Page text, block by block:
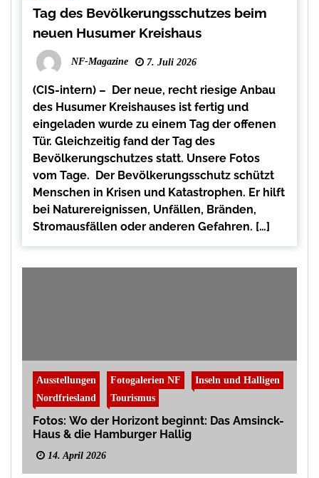
Tag des Bevölkerungsschutzes beim
neuen Husumer Kreishaus
NF-Magazine 7. Juli 2026
(CIS-intern) – Der neue, recht riesige Anbau
des Husumer Kreishauses ist fertig und
eingeladen wurde zu einem Tag der offenen
Tür. Gleichzeitig fand der Tag des
Bevölkerungschutzes statt. Unsere Fotos
vom Tage. Der Bevölkerungsschutz schützt
Menschen in Krisen und Katastrophen. Er hilft
bei Naturereignissen, Unfällen, Bränden,
Stromausfällen oder anderen Gefahren. […]
Ausstellungen Fotogalerien NF
Inseln und Halligen
Nordfriesland
Tourismus
Fotos: Wo der Horizont beginnt: Das Amsinck-
Haus & die Hamburger Hallig
14. April 2026